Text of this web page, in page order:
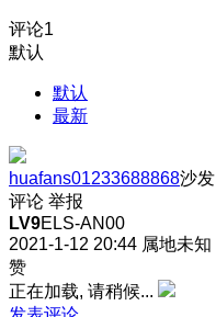
评论1
默认
默认
最新
huafans01233688868沙发
评论 举报
LV9ELS-AN00
2021-1-12 20:44 属地未知
赞
正在加载, 请稍候...